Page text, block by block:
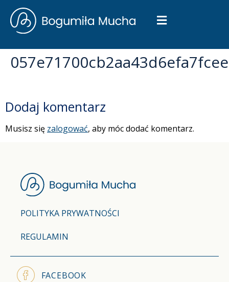
Dodaj komentarz
Musisz się zalogować, aby móc dodać komentarz.
POLITYKA PRYWATNOŚCI
REGULAMIN
FACEBOOK